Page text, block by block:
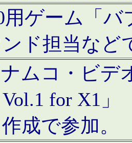
用ゲーム「
ド担当など
ムコ・ビデ
for X1」
成で参加。